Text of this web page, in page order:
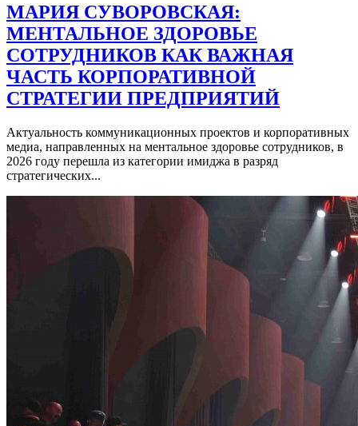
МАРИЯ СУВОРОВСКАЯ:
МЕНТАЛЬНОЕ ЗДОРОВЬЕ
СОТРУДНИКОВ КАК ВАЖНАЯ
ЧАСТЬ КОРПОРАТИВНОЙ
СТРАТЕГИИ ПРЕДПРИЯТИЙ
Актуальность коммуникационных проектов и корпоративных
медиа, направленных на ментальное здоровье сотрудников, в
2026 году перешла из категории имиджа в разряд
стратегических...